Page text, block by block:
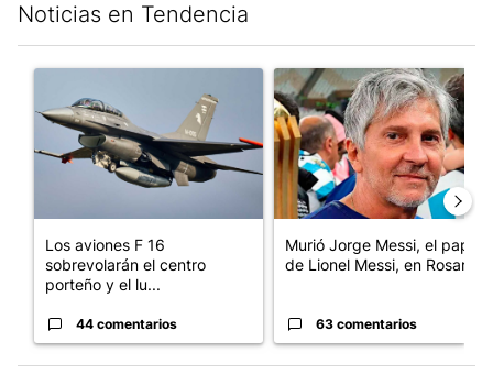
Noticias en Tendencia
Un artículo de tendencia con el título "Los aviones F 16
Los aviones F 16
sobrevolarán el centro
porteño y el lu...
44 comentarios
Un artículo de tendencia con
Murió Jorge Messi, el papá
de Lionel Messi, en Rosario
63 comentarios